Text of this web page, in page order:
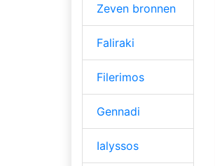
Zeven bronnen
Faliraki
Filerimos
Gennadi
Ialyssos